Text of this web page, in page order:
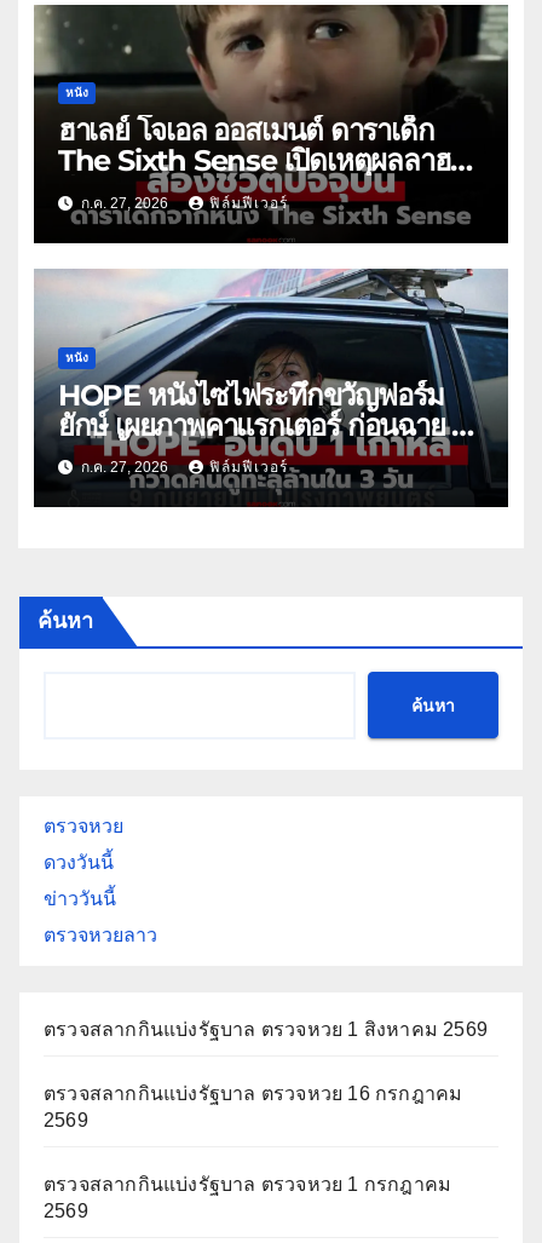
หนัง
ฮาเลย์ โจเอล ออสเมนต์ ดาราเด็ก
The Sixth Sense เปิดเหตุผลลาฮอล
ลีวูดก.ค. 27, 2026 ฟิล์มฟีเวอร์
หนัง
HOPE หนังไซไฟระทึกขวัญฟอร์ม
ยักษ์ เผยภาพคาแรกเตอร์ ก่อนฉาย 9
ก.ย. นี้
ก.ค. 27, 2026 ฟิล์มฟีเวอร์
ค้นหา
ค้นหา
ตรวจหวย
ดวงวันนี้
ข่าววันนี้
ตรวจหวยลาว
ตรวจสลากกินแบ่งรัฐบาล ตรวจหวย 1 สิงหาคม 2569
ตรวจสลากกินแบ่งรัฐบาล ตรวจหวย 16 กรกฎาคม
2569
ตรวจสลากกินแบ่งรัฐบาล ตรวจหวย 1 กรกฎาคม
2569